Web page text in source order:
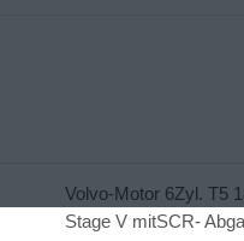
Volvo-Motor 6Zyl. T5
Stage V mitSCR-